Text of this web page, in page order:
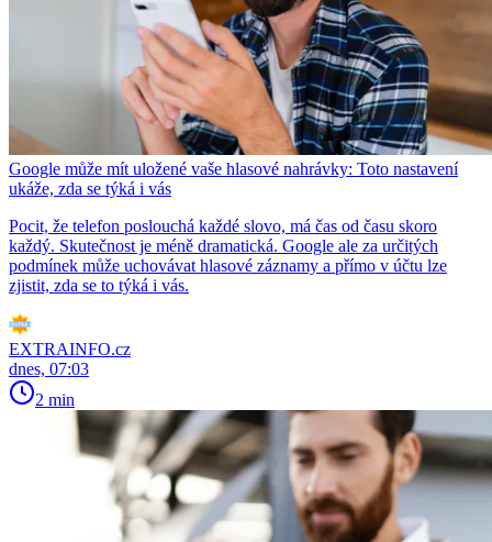
Google může mít uložené vaše hlasové nahrávky: Toto nastavení
ukáže, zda se týká i vás
Pocit, že telefon poslouchá každé slovo, má čas od času skoro
každý. Skutečnost je méně dramatická. Google ale za určitých
podmínek může uchovávat hlasové záznamy a přímo v účtu lze
zjistit, zda se to týká i vás.
EXTRAINFO.cz
dnes, 07:03
2 min